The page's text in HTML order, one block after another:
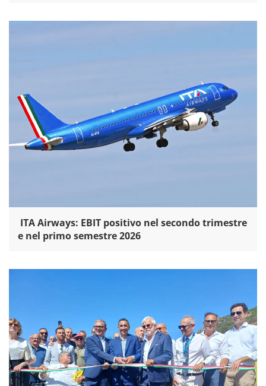
ITA Airways: EBIT positivo nel secondo trimestre
e nel primo semestre 2026